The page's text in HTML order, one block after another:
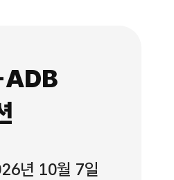
ADB
년 10월 7일